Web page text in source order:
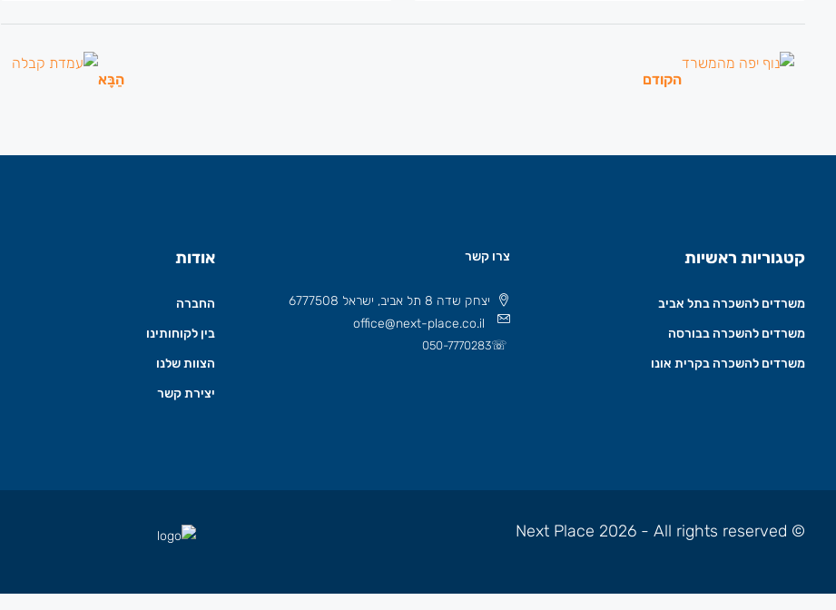
הקודם הַבָּא
קטגוריות ראשיות
משרדים להשכרה בתל אביב
משרדים להשכרה בבורסה
משרדים להשכרה בקרית אונו
צרו קשר
יצחק שדה 8 תל אביב, ישראל 6777508
office@next-place.co.il
☏
050-7770283
אודות
החברה
בין לקוחותינו
הצוות שלנו
יצירת קשר
© Next Place 2026 - All rights reserved